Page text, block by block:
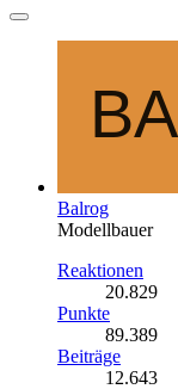
Balrog
Modellbauer
Reaktionen
20.829
Punkte
89.389
Beiträge
12.643